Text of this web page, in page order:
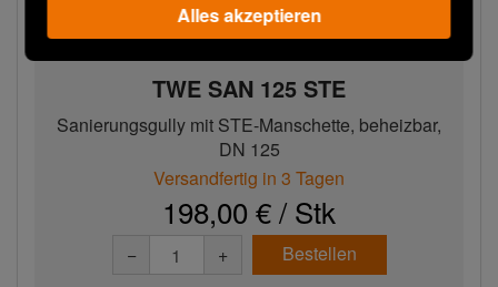
Alles akzeptieren
TWE SAN 125 STE
Sanierungsgully mit STE-Manschette, beheizbar,
DN 125
Versandfertig in 3 Tagen
198,00 € / Stk
− + Bestellen